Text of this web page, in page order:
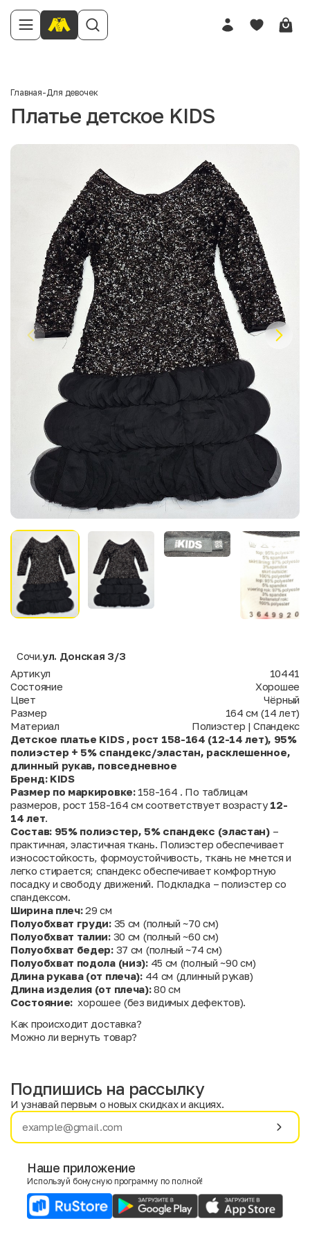
Главная-Для девочек
Платье детское KIDS
Сочи,ул. Донская 3/3
Артикул
10441
Состояние
Хорошее
Цвет
Чёрный
Размер
164 см (14 лет)
Материал
Полиэстер | Спандекс
Детское платье KIDS , рост 158-164 (12-14 лет), 95%
полиэстер + 5% спандекс/эластан, расклешенное,
длинный рукав, повседневное
Бренд: KIDS
Размер по маркировке:158-164 . По таблицам
размеров, рост 158-164 см соответствует возрасту 12-
14 лет.
Состав: 95% полиэстер, 5% спандекс (эластан)–
практичная, эластичная ткань. Полиэстер обеспечивает
износостойкость, формоустойчивость, ткань не мнется и
легко стирается; спандекс обеспечивает комфортную
посадку и свободу движений. Подкладка – полиэстер со
спандексом.
Ширина плеч:29 см
Полуобхват груди:35 см (полный ~70 см)
Полуобхват талии:30 см (полный ~60 см)
Полуобхват бедер:37 см (полный ~74 см)
Полуобхват подола (низ):45 см (полный ~90 см)
Длина рукава (от плеча):44 см (длинный рукав)
Длина изделия (от плеча):80 см
Состояние: хорошее (без видимых дефектов).
Как происходит доставка?
Можно ли вернуть товар?
Имя
E-mail
Подпишись на рассылку
И узнавай первым о новых скидках и акциях.
Наше приложение
Используй бонусную программу по полной!